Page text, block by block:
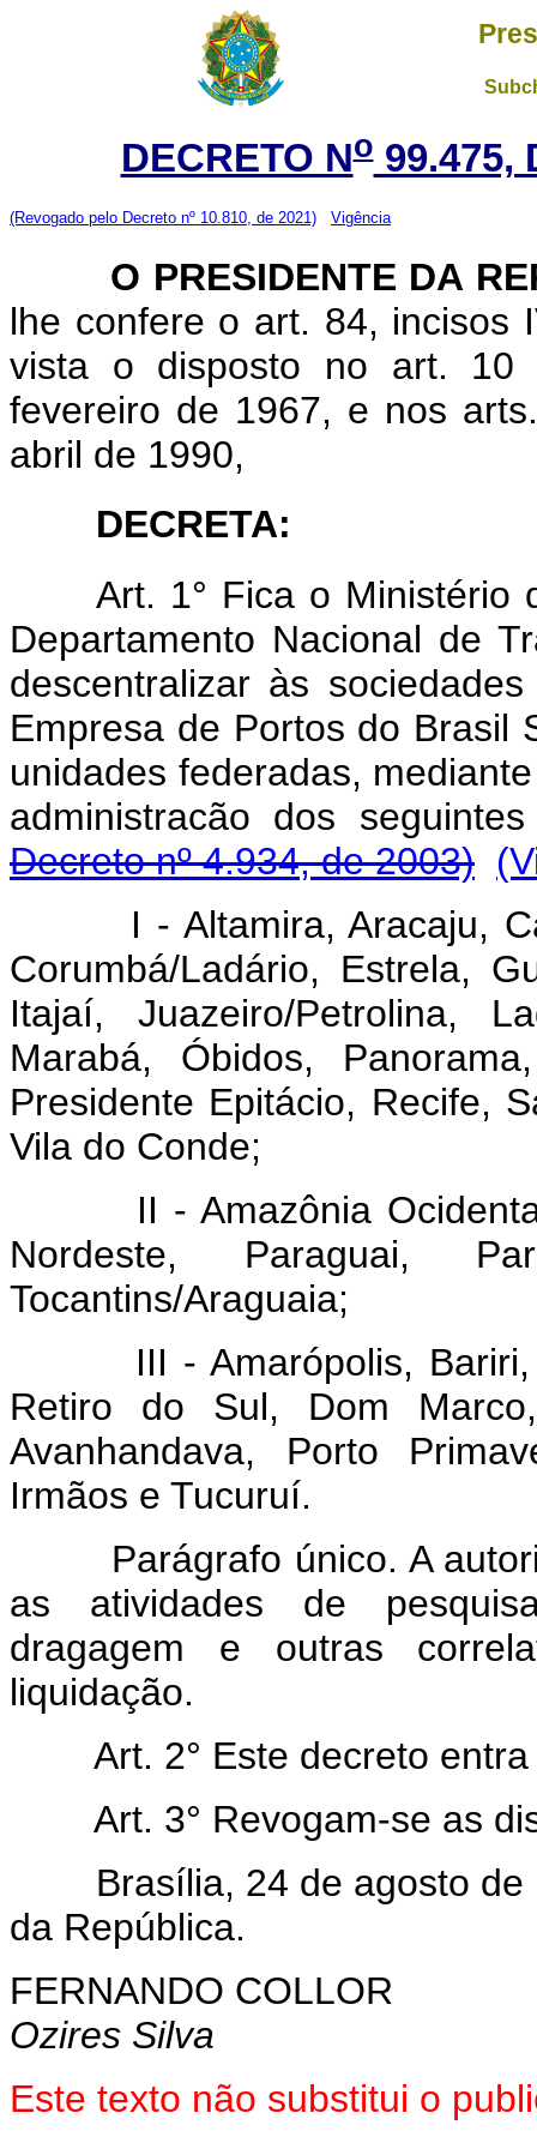
DECRETO No99.475,
(Revogado pelo Decreto nº 10.810, de 2021) Vigência
O PRESIDENTE DA
lhe confere o art. 84, incisos
vista o disposto no art. 10
fevereiro de 1967, e nos
abril de 1990,
DECRETA:
Art. 1° Fica o Ministério
Departamento Nacional de
descentralizar às
Empresa de Portos do Brasil
unidades federadas,
administracão dos
Decreto nº 4.934, de 2003)
I - Altamira, Aracaju,
Corumbá/Ladário, Estrela,
Itajaí, Juazeiro/Petrolina,
Marabá, Óbidos,
Presidente Epitácio, Recife,
Vila do Conde;
II - Amazônia Ocidental,
Nordeste, Paraguai,
Tocantins/Araguaia;
III - Amarópolis, Bariri,
Retiro do Sul, Dom
Avanhandava, Porto
Irmãos e Tucuruí.
Parágrafo único. A
as atividades de
dragagem e outras
liquidação.
Art. 2° Este decreto entra
Art. 3° Revogam-se as
Brasília, 24 de agosto de
da República.
FERNANDO COLLOR
Ozires Silva
Este texto não substitui o